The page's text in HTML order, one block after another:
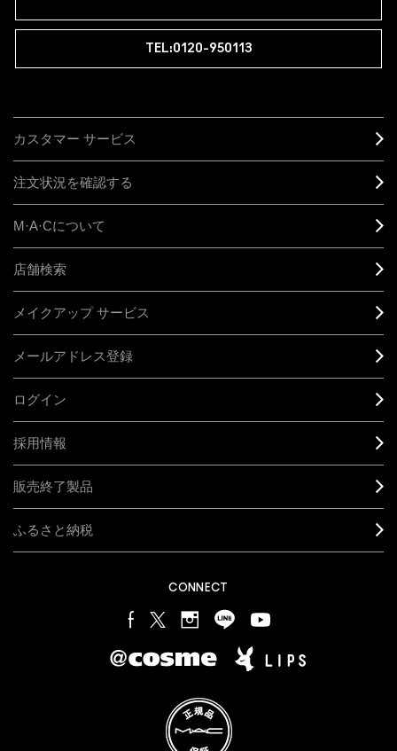
TEL:0120-950113
カスタマー サービス
注文状況を確認する
M·A·Cについて
店舗検索
メイクアップ サービス
メールアドレス登録
ログイン
採用情報
販売終了製品
ふるさと納税
CONNECT